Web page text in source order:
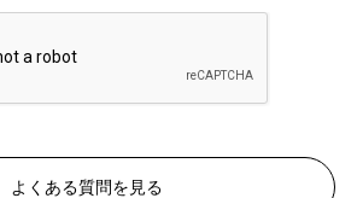
よくある質問を見る